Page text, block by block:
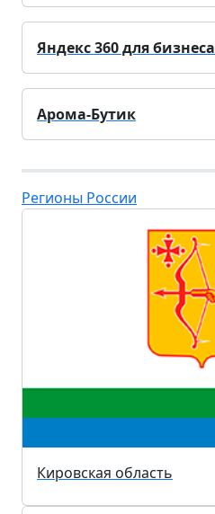
Яндекс 360 для бизнеса
Арома-Бутик
Регионы России
Кировская область